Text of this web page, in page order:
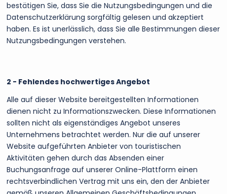
bestätigen Sie, dass Sie die Nutzungsbedingungen und die
Datenschutzerklärung sorgfältig gelesen und akzeptiert
haben. Es ist unerlässlich, dass Sie alle Bestimmungen dieser
Nutzungsbedingungen verstehen.
2 - Fehlendes hochwertiges Angebot
Alle auf dieser Website bereitgestellten Informationen
dienen nicht zu Informationszwecken. Diese Informationen
sollten nicht als eigenständiges Angebot unseres
Unternehmens betrachtet werden. Nur die auf unserer
Website aufgeführten Anbieter von touristischen
Aktivitäten gehen durch das Absenden einer
Buchungsanfrage auf unserer Online-Plattform einen
rechtsverbindlichen Vertrag mit uns ein, den der Anbieter